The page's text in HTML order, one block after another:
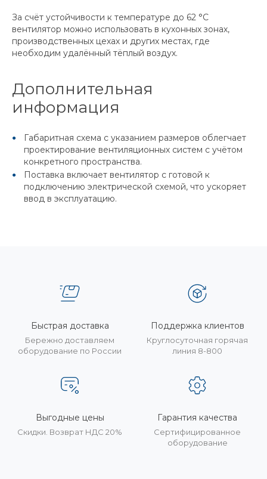
За счёт устойчивости к температуре до 62 °C
вентилятор можно использовать в кухонных зонах,
производственных цехах и других местах, где
необходим удалённый тёплый воздух.
Дополнительная
информация
Габаритная схема с указанием размеров облегчает
проектирование вентиляционных систем с учётом
конкретного пространства.
Поставка включает вентилятор с готовой к
подключению электрической схемой, что ускоряет
ввод в эксплуатацию.
Быстрая доставка
Бережно доставляем
оборудование по России
Поддержка клиентов
Круглосуточная горячая
линия 8-800
Выгодные цены
Скидки. Возврат НДС 20%
Гарантия качества
Сертифицированное
оборудование